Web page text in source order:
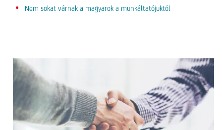
Nem sokat várnak a magyarok a munkáltatójuktól